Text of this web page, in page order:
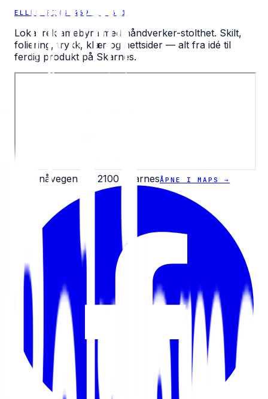
ELLER RING 469 47 391
Lokal reklamebyrå med håndverker-stolthet. Skilt,
foliering, trykk, klær og nettsider — alt fra idé til
ferdig produkt på Skarnes.
Diesenåvegen 35, 2100 SkarnesÅPNE I MAPS →